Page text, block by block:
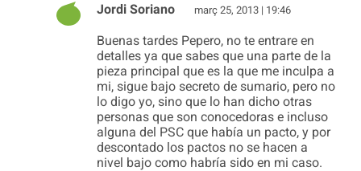
Jordi Soriano març 25, 2013 | 19:46
Buenas tardes Pepero, no te entrare en
detalles ya que sabes que una parte de la
pieza principal que es la que me inculpa a
mi, sigue bajo secreto de sumario, pero no
lo digo yo, sino que lo han dicho otras
personas que son conocedoras e incluso
alguna del PSC que había un pacto, y por
descontado los pactos no se hacen a
nivel bajo como habría sido en mi caso.